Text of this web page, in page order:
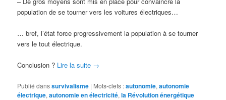
population de se tourner vers les voitures électriques…
… bref, l’état force progressivement la population à se tourner
vers le tout électrique.
Conclusion ? Lire la suite →
Publié danssurvivalisme | Mots-clefs :autonomie,autonomie
électrique,autonomie en électricité,la Révolution énergétique